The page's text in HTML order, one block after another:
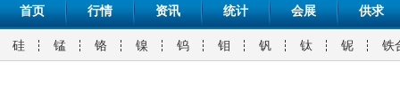
首页 行情 资讯 统计 会展 供求
硅 锰 铬 镍 钨 钼 钒 钛 铌 铁